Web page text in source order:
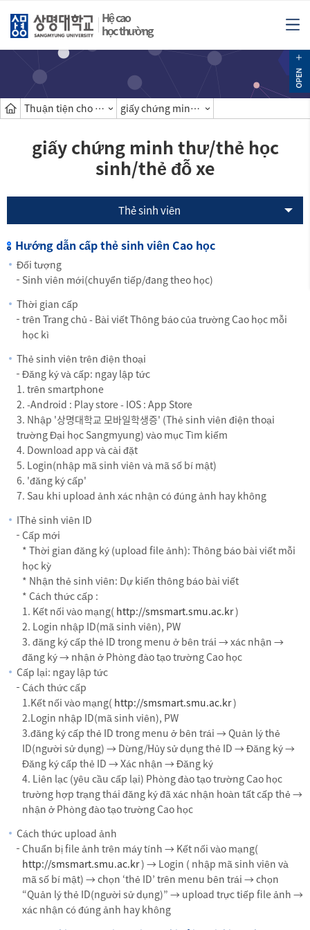
Hệ cao
học thường
Thuận tiện cho sinh viên giấy chứng minh thư/thẻ học sinh/thẻ đỗ xe
giấy chứng minh thư/thẻ học
sinh/thẻ đỗ xe
Thẻ sinh viên
Hướng dẫn cấp thẻ sinh viên Cao học
Đối tượng
Sinh viên mới(chuyển tiếp/đang theo học)
Thời gian cấp
trên Trang chủ - Bài viết Thông báo của trường Cao học mỗi
học kì
Thẻ sinh viên trên điện thoại
Đăng ký và cấp: ngay lập tức
1. trên smartphone
2. -Android : Play store - IOS : App Store
3. Nhập '상명대학교 모바일학생증' (Thẻ sinh viên điện thoại
trường Đại học Sangmyung) vào mục Tìm kiếm
4. Download app và cài đặt
5. Login(nhập mã sinh viên và mã số bí mật)
6. 'đăng ký cấp'
7. Sau khi upload ảnh xác nhận có đúng ảnh hay không
IThẻ sinh viên ID
Cấp mới
* Thời gian đăng ký (upload file ảnh): Thông báo bài viết mỗi
học kỳ
* Nhận thẻ sinh viên: Dự kiến thông báo bài viết
* Cách thức cấp :
1. Kết nối vào mạng( http://smsmart.smu.ac.kr)
2. Login nhập ID(mã sinh viên), PW
3. đăng ký cấp thẻ ID trong menu ở bên trái → xác nhận →
đăng ký → nhận ở Phòng đào tạo trường Cao học
Cấp lại: ngay lập tức
Cách thức cấp
1.Kết nối vào mạng( http://smsmart.smu.ac.kr)
2.Login nhập ID(mã sinh viên), PW
3.đăng ký cấp thẻ ID trong menu ở bên trái → Quản lý thẻ
ID(người sử dụng) → Dừng/Hủy sử dụng thẻ ID → Đăng ký →
Đăng ký cấp thẻ ID → Xác nhận → Đăng ký
4. Liên lạc (yêu cầu cấp lại) Phòng đào tạo trường Cao học
trường hợp trạng thái đăng ký đã xác nhận hoàn tất cấp thẻ →
nhận ở Phòng đào tạo trường Cao học
Cách thức upload ảnh
Chuẩn bị file ảnh trên máy tính → Kết nối vào mạng(
http://smsmart.smu.ac.kr) → Login ( nhập mã sinh viên và
mã số bí mật) → chọn ‘thẻ ID’ trên menu bên trái → chọn
“Quản lý thẻ ID(người sử dụng)” → upload trực tiếp file ảnh →
xác nhận có đúng ảnh hay không